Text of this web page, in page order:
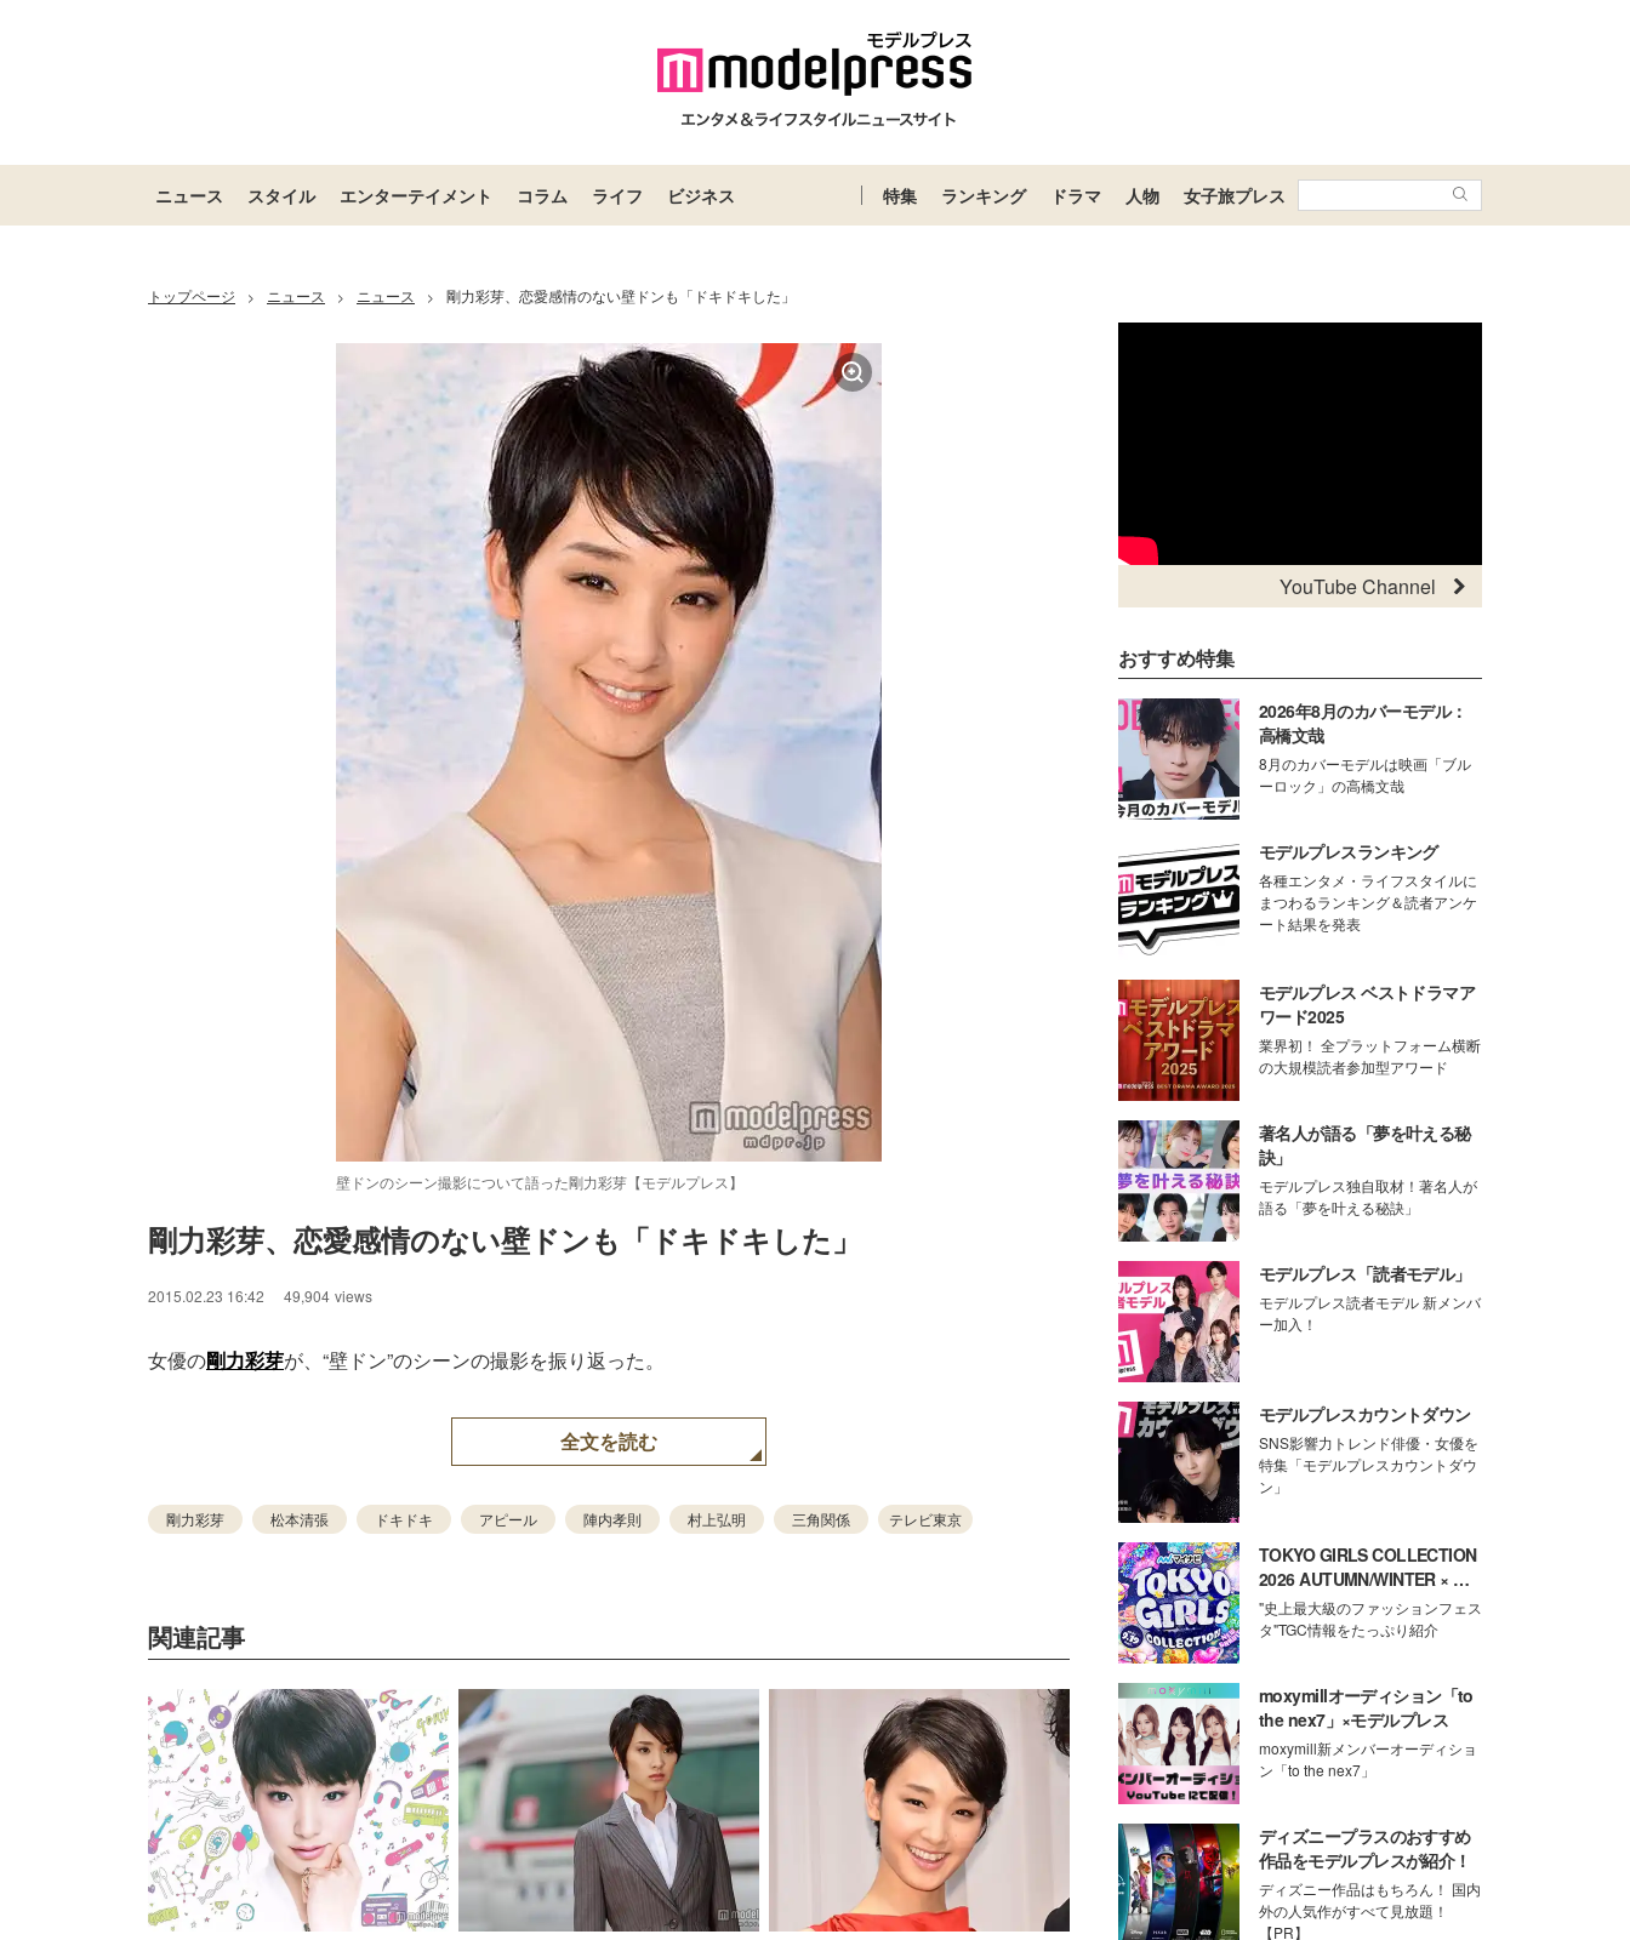
ニュース スタイル エンターテイメント コラム ライフ ビジネス 特集 ランキング ドラマ 人物 女子旅プレス
トップページ > ニュース > ニュース > 剛力彩芽、恋愛感情のない壁ドンも「ドキドキした」
壁ドンのシーン撮影について語った剛力彩芽【モデルプレス】
剛力彩芽、恋愛感情のない壁ドンも「ドキドキした」
2015.02.23 16:42 49,904 views
女優の剛力彩芽が、“壁ドン”のシーンの撮影を振り返った。
全文を読む
剛力彩芽 松本清張 ドキドキ アピール 陣内孝則 村上弘明 三角関係 テレビ東京
関連記事
YouTube Channel
おすすめ特集
2026年8月のカバーモデル：
高橋文哉
8月のカバーモデルは映画「ブル
ーロック」の高橋文哉
モデルプレスランキング
各種エンタメ・ライフスタイルに
まつわるランキング＆読者アンケ
ート結果を発表
モデルプレス ベストドラマア
ワード2025
業界初！ 全プラットフォーム横断
の大規模読者参加型アワード
著名人が語る「夢を叶える秘
訣」
モデルプレス独自取材！著名人が
語る「夢を叶える秘訣」
モデルプレス「読者モデル」
モデルプレス読者モデル 新メンバ
ー加入！
モデルプレスカウントダウン
SNS影響力トレンド俳優・女優を
特集「モデルプレスカウントダウ
ン」
TOKYO GIRLS COLLECTION
2026 AUTUMN/WINTER × モ
デルプレス
"史上最大級のファッションフェス
タ"TGC情報をたっぷり紹介
moxymillオーディション「to
the nex7」×モデルプレス
moxymill新メンバーオーディショ
ン「to the nex7」
ディズニープラスのおすすめ
作品をモデルプレスが紹介！
ディズニー作品はもちろん！ 国内
外の人気作がすべて見放題！
【PR】